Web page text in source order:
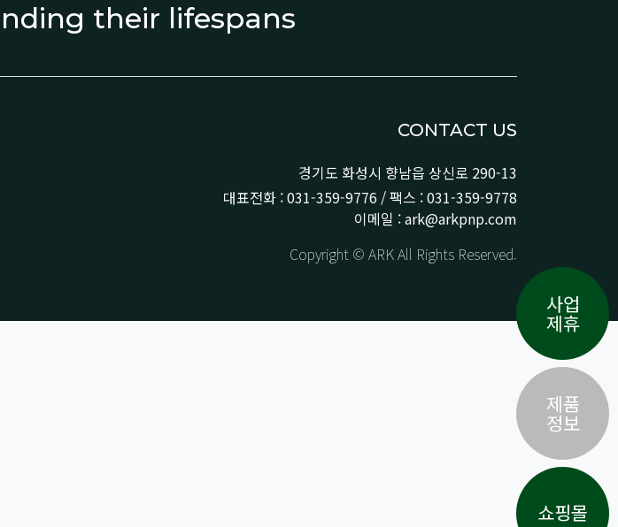
their lifespans
CONTACT US
경기도 화성시 향남읍 상신로 290-13
대표전화 : 031-359-9776 / 팩스 : 031-359-9778
이메일 : ark@arkpnp.com
Copyright © ARK All Rights Reserved.
사업
제휴
제품
정보
쇼핑몰